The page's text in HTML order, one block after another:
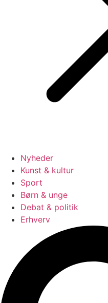
Nyheder
Kunst & kultur
Sport
Børn & unge
Debat & politik
Erhverv